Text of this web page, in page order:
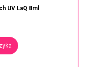
UV LaQ 8ml